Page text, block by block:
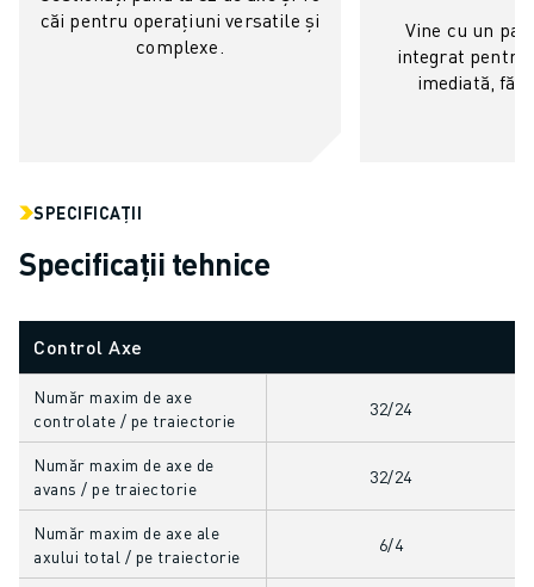
FANUC ACADEMY
SOLUȚII PENTRU INDUSTRII
EVENIMENTE
EVENIMENTE EDUCAȚIONALE
DESPRE FANUC
DESPRE FANUC
FANUC ÎN EUROPA
LOCAȚIILE NOASTRE
SUSTENABILITATE
CARIERĂ
PROIECTAȚI VIITORUL CU FANUC
ALĂTURAȚI-VĂ ECHIPEI FANUC » CARIERĂ
CONTACT
CONTACT
căi pentru operațiuni versatile și
complexe.
Vine cu un
integrat pentru
imediată,
SPECIFICAȚII
Specificații tehnice
Control Axe
Număr maxim de axe
controlate / pe traiectorie
32/24
Număr maxim de axe de
avans / pe traiectorie
32/24
Număr maxim de axe ale
axului total / pe traiectorie
6/4